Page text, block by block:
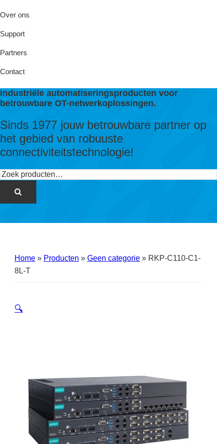
Over ons
Support
Partners
Contact
Industriële automatiseringsproducten voor
betrouwbare OT-netwerkoplossingen.
Sinds 1977 jouw betrouwbare partner op
het gebied van robuuste
connectiviteitstechnologie!
Zoeken
Home » Producten » Geen categorie » RKP-C110-C1-
8L-T
🔍